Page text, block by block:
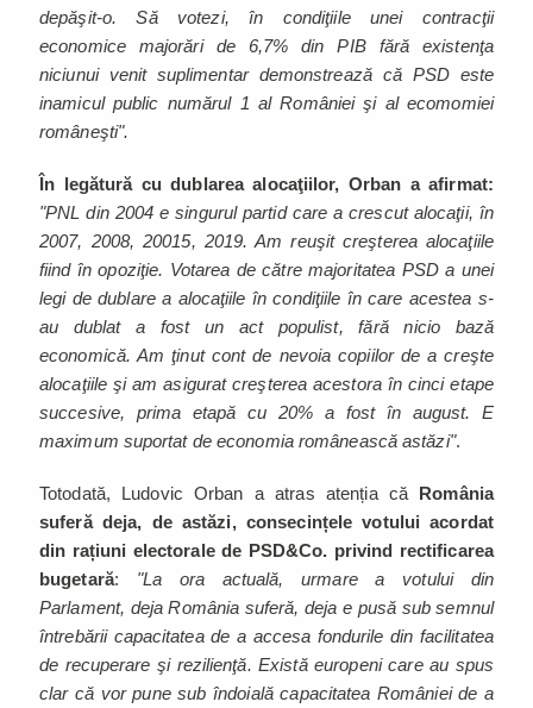
depăşit-o. Să votezi, în condiţiile unei contracţii
economice majorări de 6,7% din PIB fără existenţa
niciunui venit suplimentar demonstrează că PSD este
inamicul public numărul 1 al României şi al ecomomiei
româneşti".
În legătură cu dublarea alocaţiilor, Orban a afirmat:
"PNL din 2004 e singurul partid care a crescut alocaţii, în
2007, 2008, 20015, 2019. Am reuşit creşterea alocaţiile
fiind în opoziţie. Votarea de către majoritatea PSD a unei
legi de dublare a alocaţiile în condiţiile în care acestea s-
au dublat a fost un act populist, fără nicio bază
economică. Am ţinut cont de nevoia copiilor de a creşte
alocaţiile şi am asigurat creşterea acestora în cinci etape
succesive, prima etapă cu 20% a fost în august. E
maximum suportat de economia românească astăzi".
Totodată, Ludovic Orban a atras atenția că România
suferă deja, de astăzi, consecințele votului acordat
din rațiuni electorale de PSD&Co. privind rectificarea
bugetară: "La ora actuală, urmare a votului din
Parlament, deja România suferă, deja e pusă sub semnul
întrebării capacitatea de a accesa fondurile din facilitatea
de recuperare şi rezilienţă. Există europeni care au spus
clar că vor pune sub îndoială capacitatea României de a